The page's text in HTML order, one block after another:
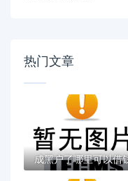
热门文章